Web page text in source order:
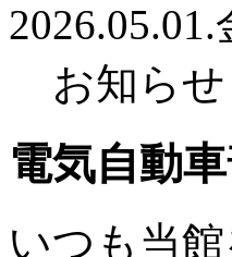
2026.05.01.
お知らせ
電気自動
いつも当